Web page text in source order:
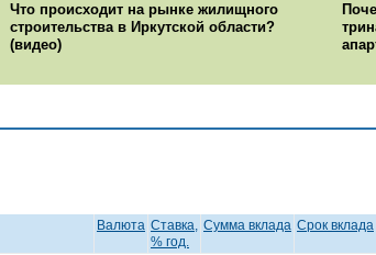
Что происходит на рынке жилищного
строительства в Иркутской области?
(видео)
Валюта Ставка,
% год.
Cумма вклада Срок вклада